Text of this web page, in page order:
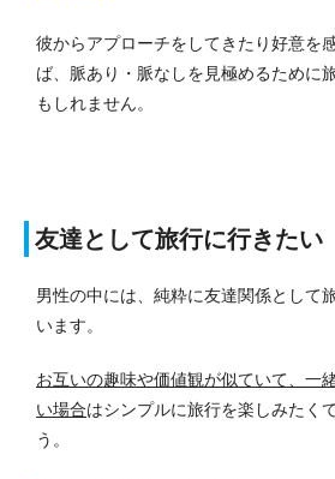
彼からアプローチをしてきたり好意を
ば、脈あり・脈なしを見極めるために
もしれません。
友達として旅行に行きたい
男性の中には、純粋に友達関係として
います。
お互いの趣味や価値観が似ていて、一
い場合はシンプルに旅行を楽しみたく
う。